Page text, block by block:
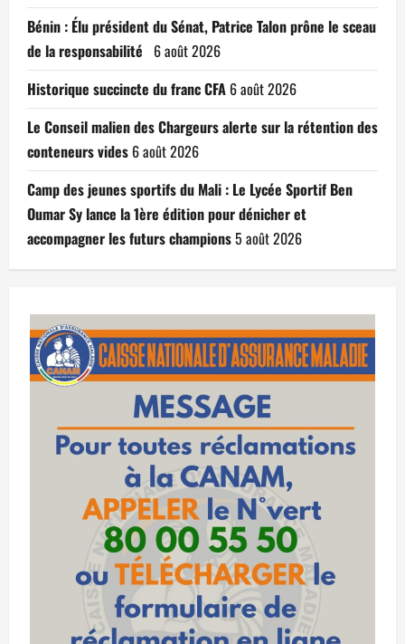
Bénin : Élu président du Sénat, Patrice Talon prône le sceau
de la responsabilité 6 août 2026
Historique succincte du franc CFA 6 août 2026
Le Conseil malien des Chargeurs alerte sur la rétention des
conteneurs vides 6 août 2026
Camp des jeunes sportifs du Mali : Le Lycée Sportif Ben
Oumar Sy lance la 1ère édition pour dénicher et
accompagner les futurs champions5 août 2026